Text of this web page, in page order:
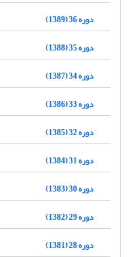
دوره 36 (1389)
دوره 35 (1388)
دوره 34 (1387)
دوره 33 (1386)
دوره 32 (1385)
دوره 31 (1384)
دوره 30 (1383)
دوره 29 (1382)
دوره 28 (1381)